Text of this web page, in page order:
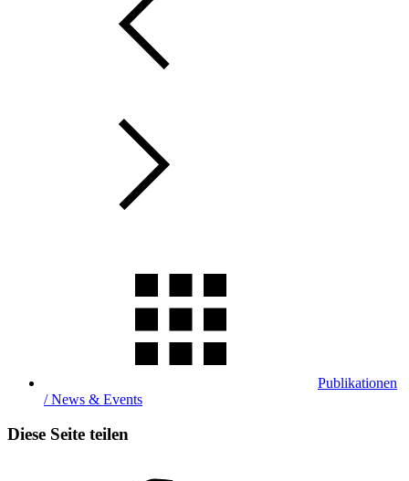
Publikationen
/ News & Events
Diese Seite teilen